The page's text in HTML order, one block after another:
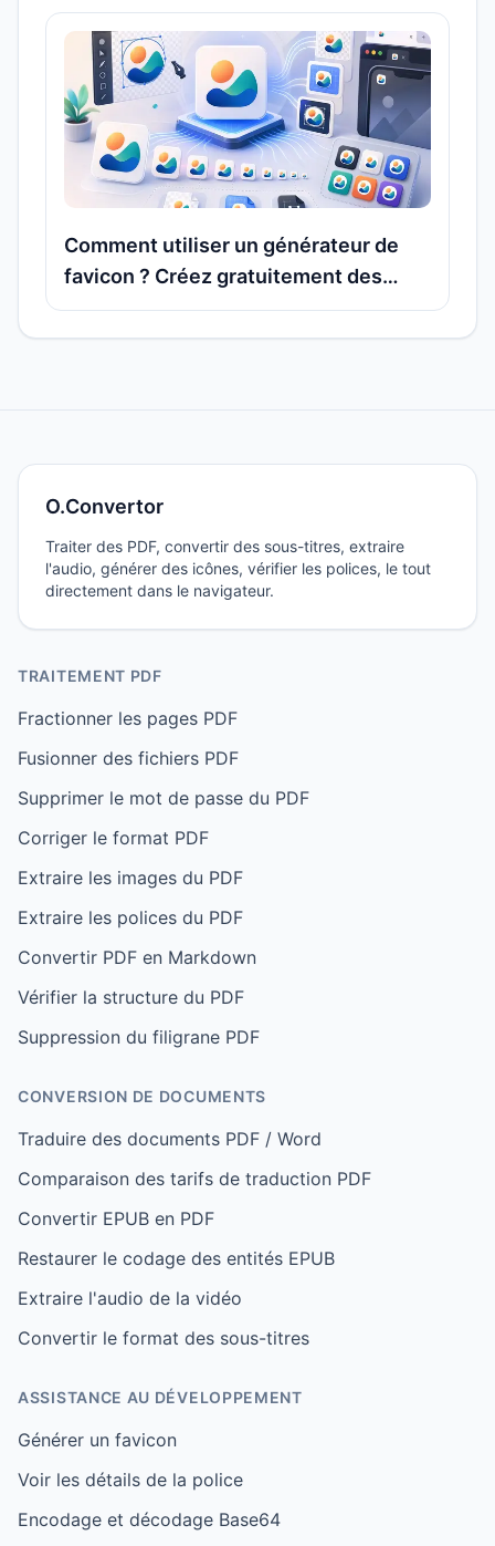
sans téléchargement
Comment utiliser un générateur de
favicon ? Créez gratuitement des
icônes de site en ICO, PNG ou SVG
O.Convertor
Traiter des PDF, convertir des sous-titres, extraire
l'audio, générer des icônes, vérifier les polices, le tout
directement dans le navigateur.
TRAITEMENT PDF
Fractionner les pages PDF
Fusionner des fichiers PDF
Supprimer le mot de passe du PDF
Corriger le format PDF
Extraire les images du PDF
Extraire les polices du PDF
Convertir PDF en Markdown
Vérifier la structure du PDF
Suppression du filigrane PDF
CONVERSION DE DOCUMENTS
Traduire des documents PDF / Word
Comparaison des tarifs de traduction PDF
Convertir EPUB en PDF
Restaurer le codage des entités EPUB
Extraire l'audio de la vidéo
Convertir le format des sous-titres
ASSISTANCE AU DÉVELOPPEMENT
Générer un favicon
Voir les détails de la police
Encodage et décodage Base64